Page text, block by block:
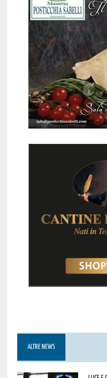
ALTRE NEWS